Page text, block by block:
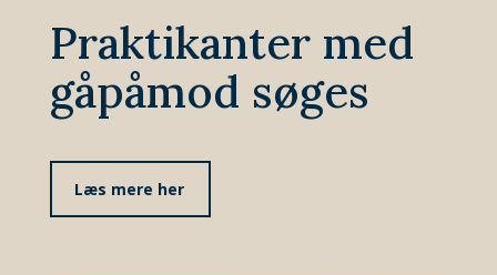
Praktikanter med
gåpåmod søges
Læs mere her